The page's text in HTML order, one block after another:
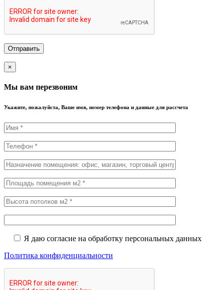
×
Мы вам перезвоним
Укажите, пожалуйста, Ваше имя, номер телефона и данные для рассчета
Я даю согласие на обработку персональных данных
Политика конфиденциальности